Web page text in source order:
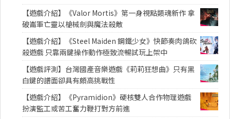
【遊戲介紹】《Valor Mortis》第一身視點類魂新作 拿
破崙軍亡靈以槍械劍與魔法殺敵
【遊戲介紹】《Steel Maiden 鋼鐵少女》快節奏肉鴿砍
殺遊戲 只靠兩鍵操作動作極致流暢試玩上架中
【遊戲評測】台灣國產音樂遊戲《莉莉狂想曲》只有黑
白鍵的譜面卻具有頗高挑戰性
【遊戲介紹】《Pyramidion》硬核雙人合作物理遊戲
扮演監工或苦工奮力鞭打對方前進